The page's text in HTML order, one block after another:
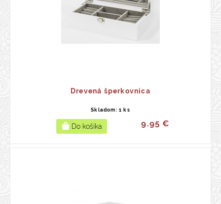
Drevená šperkovnica
Skladom: 1 ks
9.95 €